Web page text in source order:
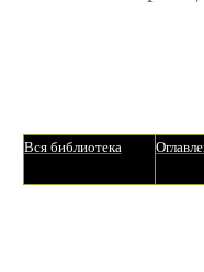
Вся библиотека